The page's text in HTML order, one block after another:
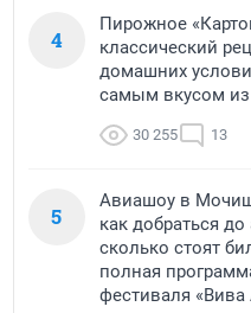
4
Пирожное
классический
домашних
самым вкусом из
30 255 13
5
Авиашоу в
как добраться
сколько стоят
полная
фестиваля «Вива